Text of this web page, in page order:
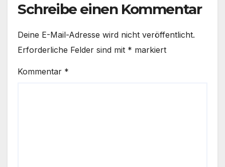
Schreibe einen Kommentar
Deine E-Mail-Adresse wird nicht veröffentlicht.
Erforderliche Felder sind mit * markiert
Kommentar *